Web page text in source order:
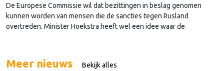
De Europese Commissie wil dat bezittingen in beslag genomen
kunnen worden van mensen die de sancties tegen Rusland
overtreden. Minister Hoekstra heeft wel een idee waar de
opbrengst naartoe kan gaan: naar de wederopbouw van Oekraïne.
Meer nieuws Bekijk alles